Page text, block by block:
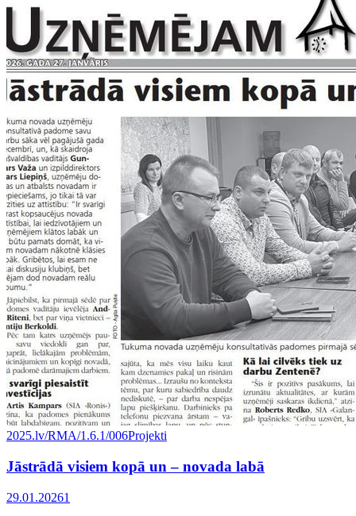
2025.lv/RMA/1.6.1/006Projekti
Jāstrādā visiem kopā un – novada labā
29.01.20261